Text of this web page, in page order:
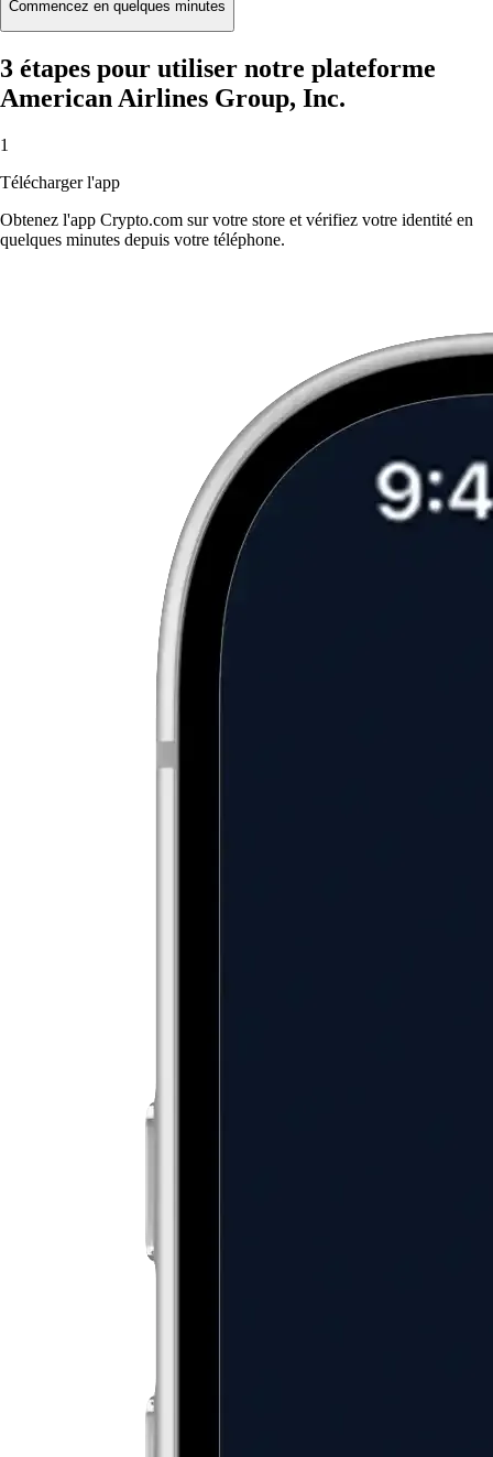
Commencez en quelques minutes
3 étapes pour utiliser notre plateforme
American Airlines Group, Inc.
1
Télécharger l'app
Obtenez l'app Crypto.com sur votre store et vérifiez votre identité en
quelques minutes depuis votre téléphone.